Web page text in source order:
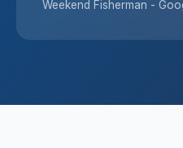
Weekend Fisherman -